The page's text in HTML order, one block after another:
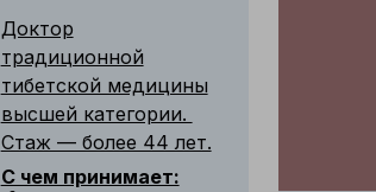
Доктор
традиционной
тибетской медицины
высшей категории.
Стаж — более 44 лет.
С чем принимает: